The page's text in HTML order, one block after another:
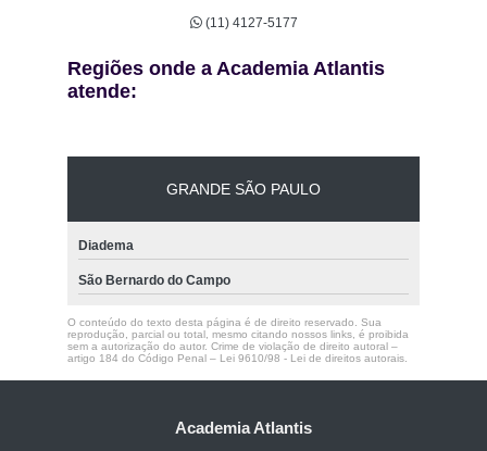
(11) 4127-5177
Regiões onde a Academia Atlantis
atende:
GRANDE SÃO PAULO
Diadema
São Bernardo do Campo
O conteúdo do texto desta página é de direito reservado. Sua
reprodução, parcial ou total, mesmo citando nossos links, é proibida
sem a autorização do autor. Crime de violação de direito autoral –
artigo 184 do Código Penal – Lei 9610/98 - Lei de direitos autorais.
Academia Atlantis